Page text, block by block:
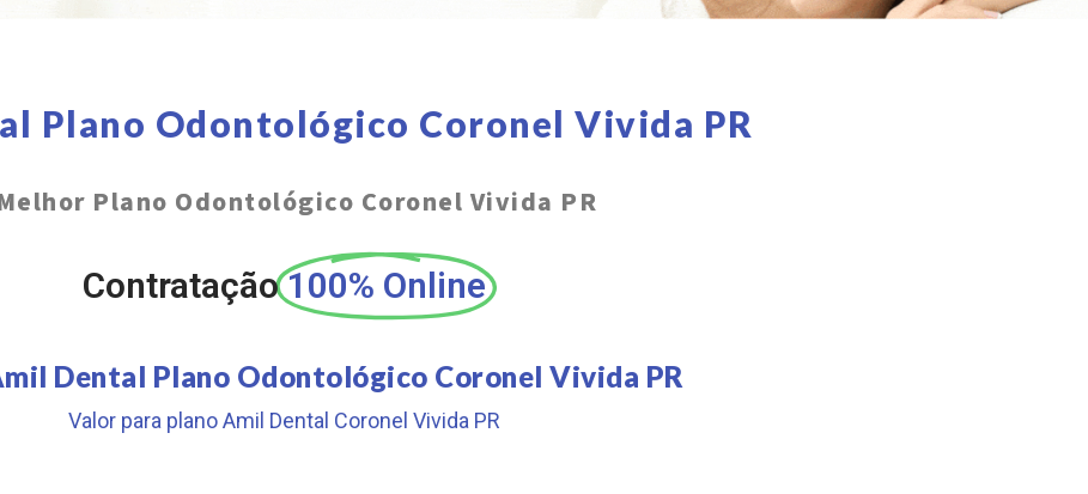
Plano Odontológico Coronel Vivida PR
Plano Odontológico Coronel Vivida PR
Contratação 100% Online
Dental Plano Odontológico Coronel Vivida PR
Valor para plano Amil Dental Coronel Vivida PR